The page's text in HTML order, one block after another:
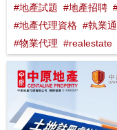
#地產試題 #地產招聘
#地產代理資格 #執業
#物業代理 #realestate